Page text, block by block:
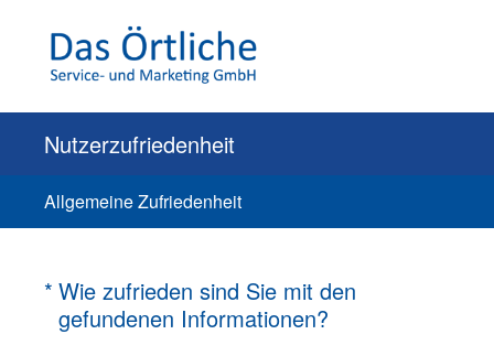
Nutzerzufriedenheit
Allgemeine Zufriedenheit
* Wie zufrieden sind Sie mit den
gefundenen Informationen?
(Erforderlich.)